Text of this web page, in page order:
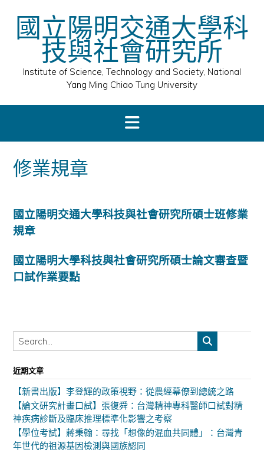
content國立陽明交通大學科
技與社會研究所
Institute of Science, Technology and Society, National
Yang Ming Chiao Tung University
修業規章
國立陽明交通大學科技與社會研究所碩士班修業
規章
國立陽明大學科技與社會研究所碩士論文審查暨
口試作業要點
近期文章
【新書出版】李登輝的政策視野：從農經幕僚到總統之路
【論文研究計畫口試】張復舜：台灣精神專科醫師口試對精
神疾病診斷及臨床推理標準化影響之考察
【學位考試】蔣秉翰：尋找「想像的混血共同體」：台灣青
年世代的祖源基因檢測與國族認同